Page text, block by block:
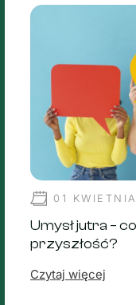
01
Umysł jutra –
przyszłość?
Czytaj więcej